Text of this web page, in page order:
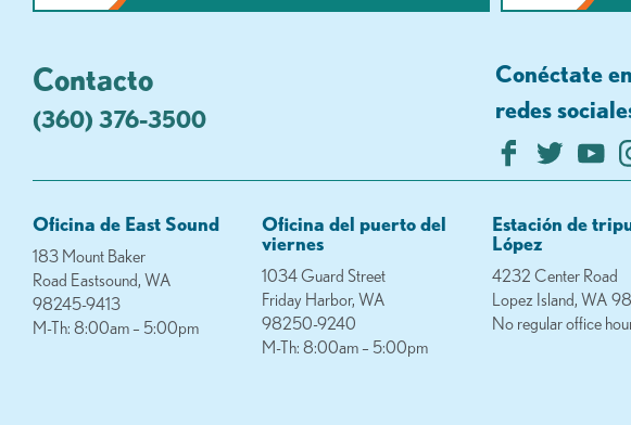
Contacto
(360) 376-3500
Conéctate
redes
Oficina de East Sound
183 Mount Baker
Road Eastsound, WA
98245-9413
M-Th: 8:00am – 5:00pm
Oficina del puerto del
viernes
1034 Guard Street
Friday Harbor, WA
98250-9240
M-Th: 8:00am – 5:00pm
Estación de
López
4232 Center Road
Lopez Island, WA
No regular office